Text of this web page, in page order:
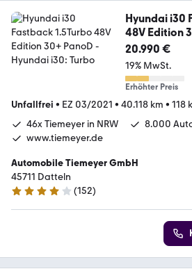
Hyundai i30
48V Edition
20.990 €
19% MwSt.
Erhöhter Preis
Unfallfrei • EZ 03/2021 • 40.118 km • 118
46x Tiemeyer in NRW
8.000
www.tiemeyer.de
Automobile Tiemeyer GmbH
45711 Datteln
3.8 Sterne
(152)